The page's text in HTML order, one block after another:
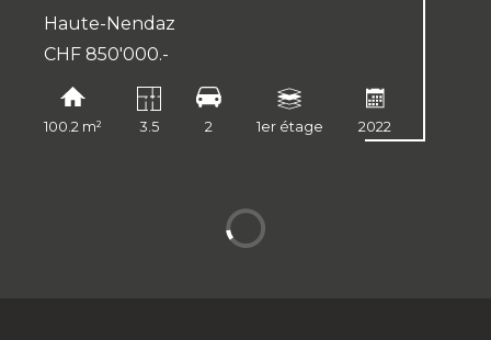
Haute-Nendaz
CHF 850'000.-
100.2 m² 3.5 2 1er étage 2022